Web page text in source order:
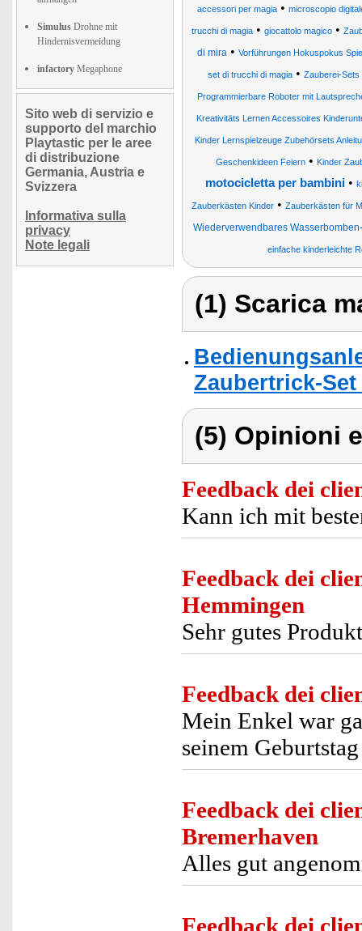
Simulus Drohne mit
Hindernisvermeidung
infactory Megaphone
Sito web di servizio e
supporto del marchio
Playtastic per le aree
di distribuzione
Germania, Austria e
Svizzera
Informativa sulla
privacy
Note legali
accessori per magia• microscopio
trucchi di magia• giocattolo magico•
di mira • Vorführungen Hokuspokus
set di trucchi di magia • Zauberei-Sets
Programmierbare Roboter mit
Kreativitäts Lernen Accessoires
Kinder Lernspielzeuge Zubehörsets
Geschenkideen Feiern • Kinder
motocicletta per bambini•
Zauberkästen Kinder• Zauberkästen für
Wiederverwendbares
einfache kinderleichte
(1) Scarica
Zaubertrick-
(5) Opinioni
Feedback dei
Kann ich mit
Feedback dei
Hemmingen
Sehr gutes
Feedback dei
Mein Enkel war
seinem
Feedback dei
Bremerhaven
Alles gut
Feedback dei